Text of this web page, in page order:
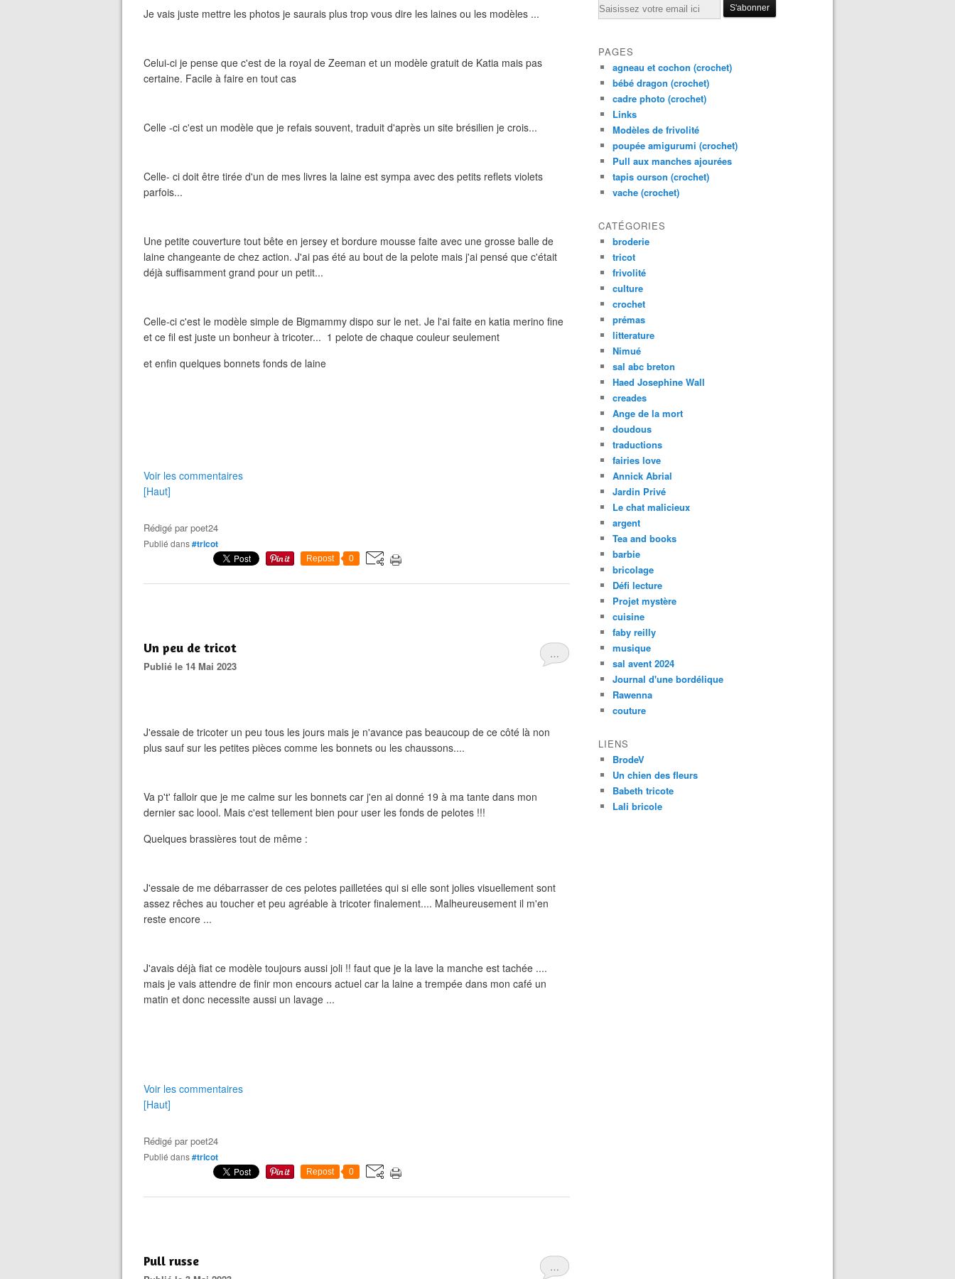
Je vais juste mettre les photos je saurais plus trop vous dire les laines ou les modèles ...
Celui-ci je pense que c'est de la royal de Zeeman et un modèle gratuit de Katia mais pas
certaine. Facile à faire en tout cas
Celle -ci c'est un modèle que je refais souvent, traduit d'après un site brésilien je crois...
Celle- ci doit être tirée d'un de mes livres la laine est sympa avec des petits reflets violets
parfois...
Une petite couverture tout bête en jersey et bordure mousse faite avec une grosse balle de
laine changeante de chez action. J'ai pas été au bout de la pelote mais j'ai pensé que c'était
déjà suffisamment grand pour un petit...
Celle-ci c'est le modèle simple de Bigmammy dispo sur le net. Je l'ai faite en katia merino fine
et ce fil est juste un bonheur à tricoter... 1 pelote de chaque couleur seulement
et enfin quelques bonnets fonds de laine
Voir les commentaires
[Haut]
Rédigé parpoet24
Publié dans#tricot
Repost 0
…
Un peu de tricot
Publié le 14 Mai 2023
J'essaie de tricoter un peu tous les jours mais je n'avance pas beaucoup de ce côté là non
plus sauf sur les petites pièces comme les bonnets ou les chaussons....
Va p't' falloir que je me calme sur les bonnets car j'en ai donné 19 à ma tante dans mon
dernier sac loool. Mais c'est tellement bien pour user les fonds de pelotes !!!
Quelques brassières tout de même :
J'essaie de me débarrasser de ces pelotes pailletées qui si elle sont jolies visuellement sont
assez rêches au toucher et peu agréable à tricoter finalement.... Malheureusement il m'en
reste encore ...
J'avais déjà fiat ce modèle toujours aussi joli !! faut que je la lave la manche est tachée ....
mais je vais attendre de finir mon encours actuel car la laine a trempée dans mon café un
matin et donc necessite aussi un lavage ...
Voir les commentaires
[Haut]
Rédigé parpoet24
Publié dans#tricot
Repost 0
…
Pull russe
Email
PAGES
agneau et cochon (crochet)
bébé dragon (crochet)
cadre photo (crochet)
Links
Modèles de frivolité
poupée amigurumi (crochet)
Pull aux manches ajourées
tapis ourson (crochet)
vache (crochet)
CATÉGORIES
broderie
tricot
frivolité
culture
crochet
prémas
litterature
Nimué
sal abc breton
Haed Josephine Wall
creades
Ange de la mort
doudous
traductions
fairies love
Annick Abrial
Jardin Privé
Le chat malicieux
argent
Tea and books
barbie
bricolage
Défi lecture
Projet mystère
cuisine
faby reilly
musique
sal avent 2024
Journal d'une bordélique
Rawenna
couture
LIENS
BrodeV
Un chien des fleurs
Babeth tricote
Lali bricole